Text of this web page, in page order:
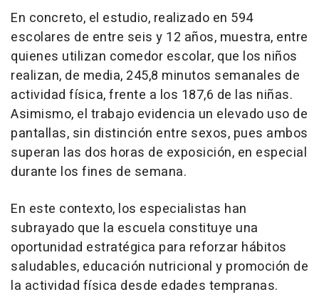
En concreto, el estudio, realizado en 594
escolares de entre seis y 12 años, muestra, entre
quienes utilizan comedor escolar, que los niños
realizan, de media, 245,8 minutos semanales de
actividad física, frente a los 187,6 de las niñas.
Asimismo, el trabajo evidencia un elevado uso de
pantallas, sin distinción entre sexos, pues ambos
superan las dos horas de exposición, en especial
durante los fines de semana.
En este contexto, los especialistas han
subrayado que la escuela constituye una
oportunidad estratégica para reforzar hábitos
saludables, educación nutricional y promoción de
la actividad física desde edades tempranas.